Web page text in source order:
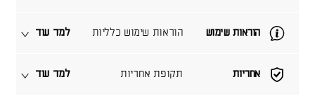
אחריות תקופת אחריות למד עוד
הוראות שימוש הוראות שימוש כלליות למד עוד